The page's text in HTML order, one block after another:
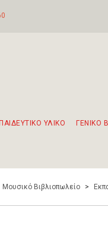
ΥΛΙΚΟ ΓΕΝΙΚΟ
Μουσικό Βιβλιοπωλείο >